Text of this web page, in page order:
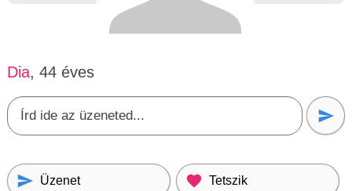
Dia, 44 éves
Üzenet Tetszik